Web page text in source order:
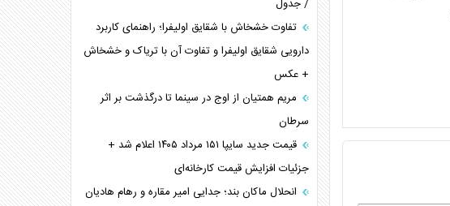
/ جدول
تفاوت خشخاش با شقایق اولیفرا؛ راهنمای کاربرد
دارویی شقایق اولیفرا و تفاوت آن با تریاک و خشخاش
+ عکس
مریم همتیان از اوج در سینما تا درگذشت بر اثر
سرطان
قیمت جدید سایپا ۱۵۱ مرداد ۱۴۰۵ اعلام شد +
جزئیات افزایش قیمت کارخانه‌ای
انحلال ماکان بند؛ جدایی امیر مقاره و رهام هادیان